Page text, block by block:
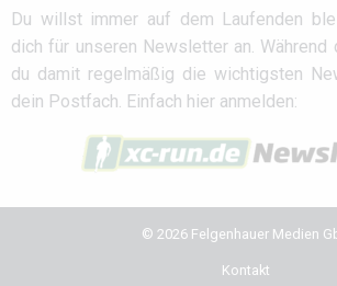
Du willst immer auf dem Laufenden
dich für unseren Newsletter an. Während
du damit regelmäßig die wichtigsten
dein Postfach. Einfach hier anmelden:
© 2026 Felgenhauer Medien
Kontakt